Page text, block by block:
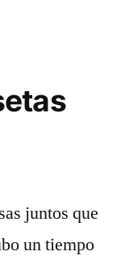
juntos que
un tiempo